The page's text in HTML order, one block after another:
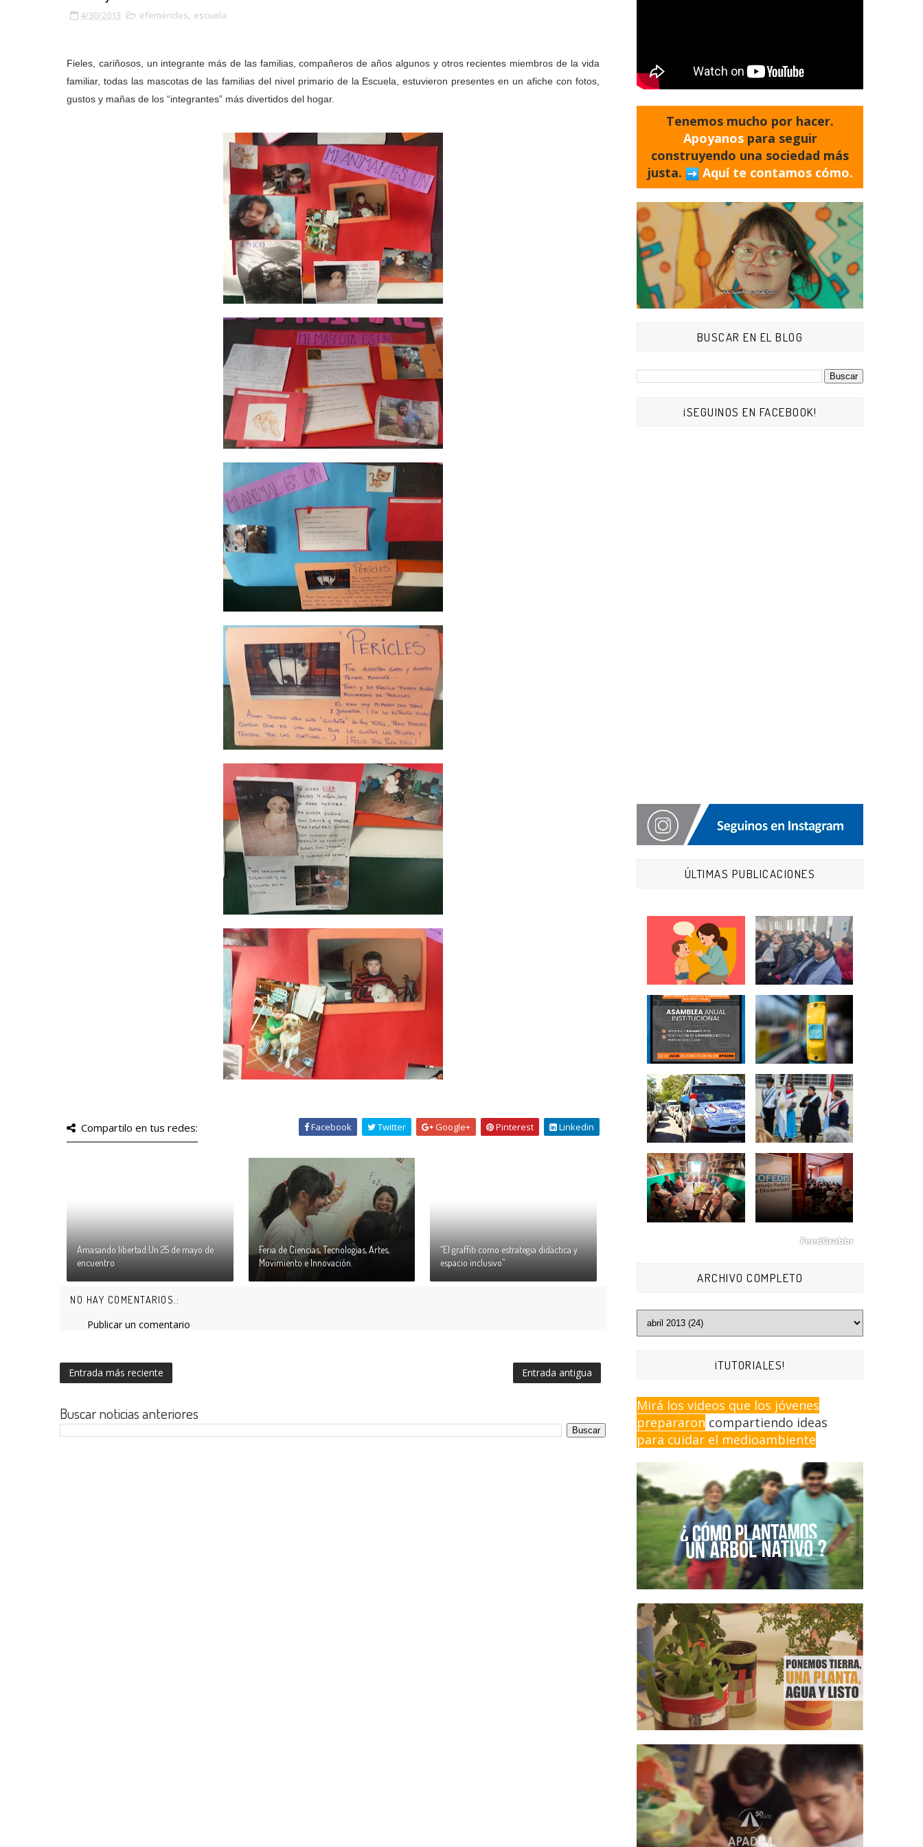
4/30/2013 efemérides, escuela
Fieles, cariñosos, un integrante más de las familias, compañeros de años algunos y otros recientes miembros de la vida
familiar, todas las mascotas de las familias del nivel primario de la Escuela, estuvieron presentes en un afiche con fotos,
gustos y mañas de los “integrantes” más divertidos del hogar.
Compartilo en tus redes: Facebook Twitter Google+ Pinterest Linkedin
Amasando libertad:Un 25 de mayo de
encuentro
Feria de Ciencias, Tecnologías, Artes,
Movimiento e Innovación.
“El graffiti como estrategia didáctica y
espacio inclusivo”
NO HAY COMENTARIOS.:
Publicar un comentario
Entrada más reciente Entrada antigua
Buscar noticias anteriores
Tenemos mucho por hacer.
Apoyanos para seguir
construyendo una sociedad más
justa.
Aquí te contamos cómo.
BUSCAR EN EL BLOG
¡SEGUINOS EN FACEBOOK!
ÚLTIMAS PUBLICACIONES
ARCHIVO COMPLETO
¡TUTORIALES!
Mirá los videos que los jóvenes
prepararon compartiendo ideas
para cuidar el medioambiente